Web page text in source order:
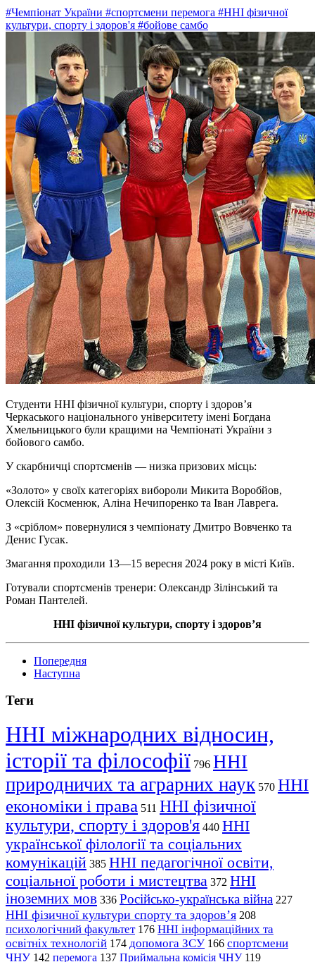
#Чемпіонат України #спортсмени перемога #ННІ фізичної
культури, спорту і здоров'я #бойове самбо
Студенти ННІ фізичної культури, спорту і здоровʼя
Черкаського національного університету імені Богдана
Хмельницького були кращими на Чемпіонаті України з
бойового самбо.
У скарбничці спортсменів — низка призових місць:
«Золото» у своїх категоріях вибороли Микита Воробйов,
Олексій Косменюк, Аліна Нечипоренко та Іван Лаврега.
З «сріблом» повернулися з чемпіонату Дмитро Вовченко та
Денис Гусак.
Змагання проходили 13—15 вересня 2024 року в місті Київ.
Готували спортсменів тренери: Олександр Зілінський та
Роман Пантелей.
ННІ фізичної культури, спорту і здоров’я
Попередня
Наступна
Теги
ННІ міжнародних відносин,
історії та філософії 796 ННІ
природничих та аграрних наук 570 ННІ
економіки і права 511 ННІ фізичної
культури, спорту і здоров'я 440 ННІ
української філології та соціальних
комунікацій 385 ННІ педагогічної освіти,
соціальної роботи і мистецтва 372 ННІ
іноземних мов 336 Російсько-українська війна 227
ННІ фізичної культури спорту та здоров’я 208
психологічний факультет 176 ННІ інформаційних та
освітніх технологій 174 допомога ЗСУ 166 спортсмени
ЧНУ 142 перемога 137 Приймальна комісія ЧНУ 119